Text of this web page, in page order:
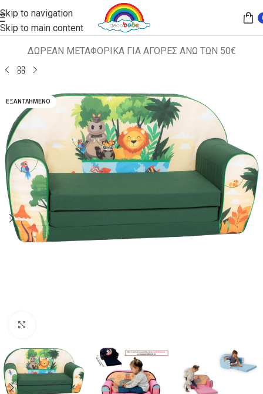
Skip to navigation
Skip to main content
ΔΩΡΕΑΝ ΜΕΤΑΦΟΡΙΚΑ ΓΙΑ ΑΓΟΡΕΣ ΑΝΩ ΤΩΝ 50€
Αρχική σελίδα ΠΑΙΔΙΚΑ ΚΑΘΙΣΜΑΤΑ ΚΑΝΑΠΕΔΑΚΙΑ
ΕΞΑΝΤΛΗΜΈΝΟ